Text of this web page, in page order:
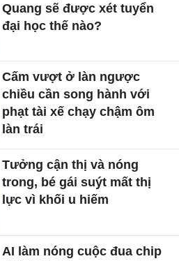
Quang sẽ được xét tuyển
đại học thế nào?
Cấm vượt ở làn ngược
chiều cần song hành với
phạt tài xế chạy chậm ôm
làn trái
Tưởng cận thị và nóng
trong, bé gái suýt mất thị
lực vì khối u hiếm
AI làm nóng cuộc đua chip